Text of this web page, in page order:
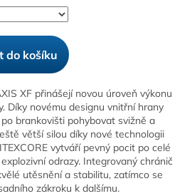
do košíku
XF přinášejí novou úroveň výkonu
Díky novému designu vnitřní hrany
brankovišti pohybovat svižně a
větší silou díky nové technologii
vytváří pevný pocit po celé
odrazy. Integrovaný chránič
utěsnění a stabilitu, zatímco se
zákroku k dalšímu.